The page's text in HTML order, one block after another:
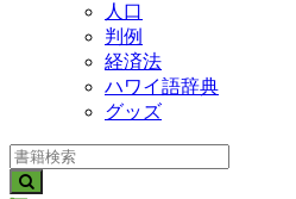
人口
判例
経済法
ハワイ語辞典
グッズ